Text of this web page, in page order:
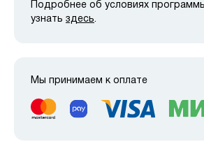
Подробнее об условиях
узнать здесь.
Мы принимаем к оплате